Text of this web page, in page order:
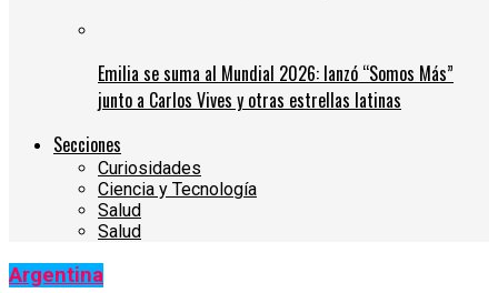
Emilia se suma al Mundial 2026: lanzó “Somos Más”
junto a Carlos Vives y otras estrellas latinas
Secciones
Curiosidades
Ciencia y Tecnología
Salud
Salud
Argentina